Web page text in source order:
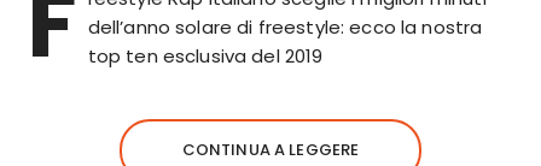
dell’anno solare di freestyle: ecco la nostra
top ten esclusiva del 2019
CONTINUA A LEGGERE